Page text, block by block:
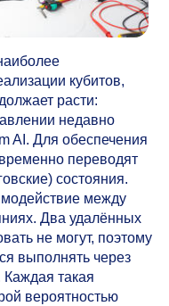
кубитов,
расти:
недавно
AI. Для обеспечения
переводят
состояния.
между
Два удалённых
не могут, поэтому
выполнять через
такая
вероятностью